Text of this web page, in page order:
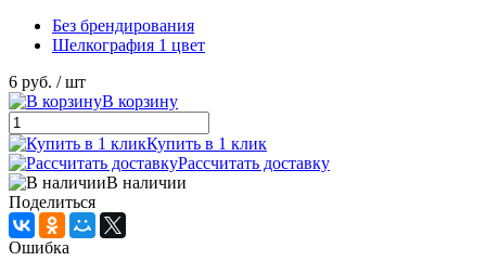
Без брендирования
Шелкография 1 цвет
6 руб. / шт
В корзину
Купить в 1 клик
Рассчитать доставку
В наличии
Поделиться
Ошибка